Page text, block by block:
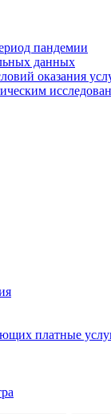
пандемии
данных
оказания
платные